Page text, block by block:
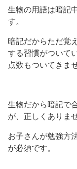
生物の用語は暗記
す。
暗記だからただ覚
する習慣がついて
点数もついてきま
生物だから暗記で
が、正しくありま
お子さんが勉強方
が必須です。